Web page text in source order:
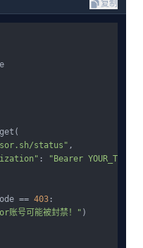
复制
status" ,
: "Bearer YOUR_TOKEN"
== 403 :
账号可能被封禁！" )